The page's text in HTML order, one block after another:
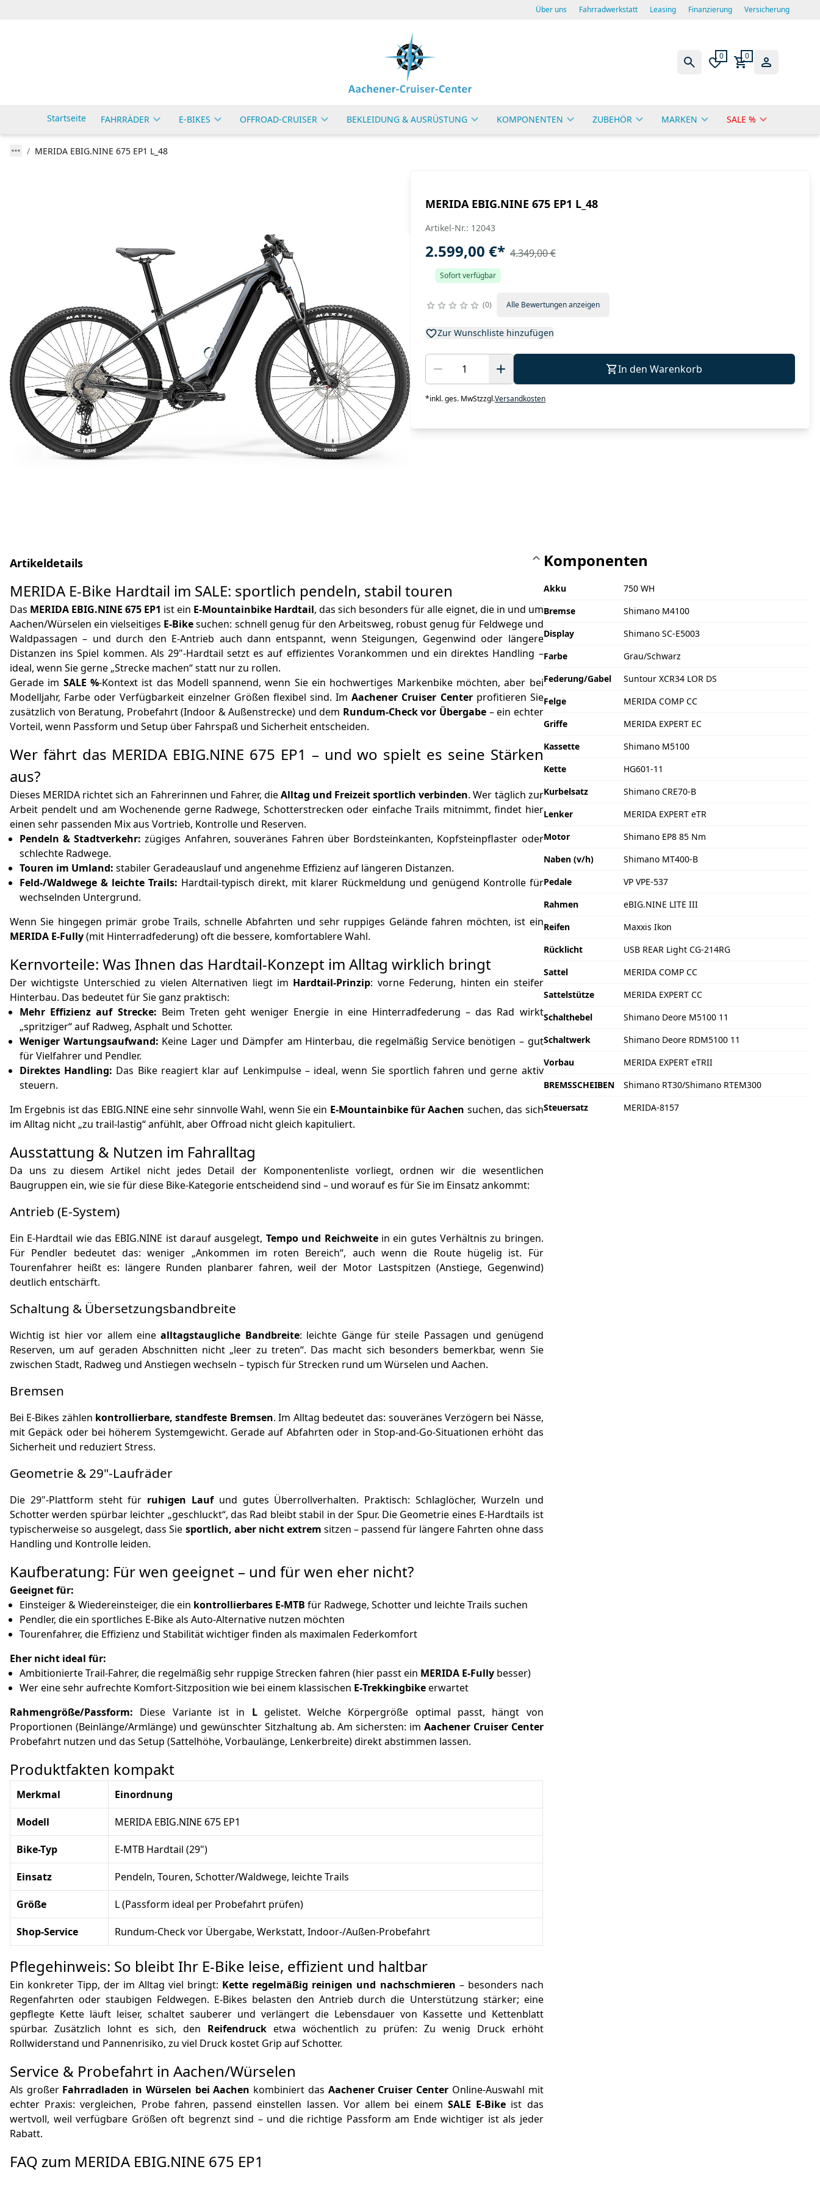
Über uns Fahrradwerkstatt Leasing Finanzierung Versicherung
0 0
Startseite FAHRRÄDER E-BIKES OFFROAD-CRUISER BEKLEIDUNG & AUSRÜSTUNG KOMPONENTEN ZUBEHÖR MARKEN SALE %
MERIDA EBIG.NINE 675 EP1 L_48
MERIDA EBIG.NINE 675 EP1 L_48
Artikel-Nr.: 12043
2.599,00 €* 4.349,00 €
Sofort verfügbar
0 Alle Bewertungen anzeigen
Zur Wunschliste hinzufügen
In den Warenkorb
*inkl. ges. MwStzzgl.Versandkosten
Artikeldetails
MERIDA E-Bike Hardtail im SALE: sportlich pendeln, stabil touren
Das MERIDA EBIG.NINE 675 EP1 ist ein E-Mountainbike Hardtail, das sich besonders für alle eignet, die in und um
Aachen/Würselen ein vielseitiges E-Bikesuchen: schnell genug für den Arbeitsweg, robust genug für Feldwege und
Waldpassagen – und durch den E‑Antrieb auch dann entspannt, wenn Steigungen, Gegenwind oder längere
Distanzen ins Spiel kommen. Als 29"-Hardtail setzt es auf effizientes Vorankommen und ein direktes Handling –
ideal, wenn Sie gerne „Strecke machen“ statt nur zu rollen.
Gerade im SALE %-Kontext ist das Modell spannend, wenn Sie ein hochwertiges Markenbike möchten, aber bei
Modelljahr, Farbe oder Verfügbarkeit einzelner Größen flexibel sind. ImAachener Cruiser Centerprofitieren Sie
zusätzlich von Beratung, Probefahrt (Indoor & Außenstrecke) und dem Rundum-Check vor Übergabe – ein echter
Vorteil, wenn Passform und Setup über Fahrspaß und Sicherheit entscheiden.
Wer fährt das MERIDA EBIG.NINE 675 EP1 – und wo spielt es seine Stärken
aus?
Dieses MERIDA richtet sich an Fahrerinnen und Fahrer, dieAlltag und Freizeit sportlich verbinden. Wer täglich zur
Arbeit pendelt und am Wochenende gerne Radwege, Schotterstrecken oder einfache Trails mitnimmt, findet hier
einen sehr passenden Mix aus Vortrieb, Kontrolle und Reserven.
Pendeln & Stadtverkehr: zügiges Anfahren, souveränes Fahren über Bordsteinkanten, Kopfsteinpflaster oder
schlechte Radwege.
Touren im Umland: stabiler Geradeauslauf und angenehme Effizienz auf längeren Distanzen.
Feld-/Waldwege & leichte Trails: Hardtail-typisch direkt, mit klarer Rückmeldung und genügend Kontrolle für
wechselnden Untergrund.
Wenn Sie hingegen primär grobe Trails, schnelle Abfahrten und sehr ruppiges Gelände fahren möchten, ist ein
MERIDA E-Fully(mit Hinterradfederung) oft die bessere, komfortablere Wahl.
Kernvorteile: Was Ihnen das Hardtail-Konzept im Alltag wirklich bringt
Der wichtigste Unterschied zu vielen Alternativen liegt im Hardtail-Prinzip: vorne Federung, hinten ein steifer
Hinterbau. Das bedeutet für Sie ganz praktisch:
Mehr Effizienz auf Strecke: Beim Treten geht weniger Energie in eine Hinterradfederung – das Rad wirkt
„spritziger“ auf Radweg, Asphalt und Schotter.
Weniger Wartungsaufwand: Keine Lager und Dämpfer am Hinterbau, die regelmäßig Service benötigen – gut
für Vielfahrer und Pendler.
Direktes Handling: Das Bike reagiert klar auf Lenkimpulse – ideal, wenn Sie sportlich fahren und gerne aktiv
steuern.
Im Ergebnis ist das EBIG.NINE eine sehr sinnvolle Wahl, wenn Sie ein E-Mountainbike für Aachen suchen, das sich
im Alltag nicht „zu trail-lastig“ anfühlt, aber Offroad nicht gleich kapituliert.
Ausstattung & Nutzen im Fahralltag
Da uns zu diesem Artikel nicht jedes Detail der Komponentenliste vorliegt, ordnen wir die wesentlichen
Baugruppen ein, wie sie für diese Bike-Kategorie entscheidend sind – und worauf es für Sie im Einsatz ankommt:
Antrieb (E‑System)
Ein E‑Hardtail wie das EBIG.NINE ist darauf ausgelegt, Tempo und Reichweitein ein gutes Verhältnis zu bringen.
Für Pendler bedeutet das: weniger „Ankommen im roten Bereich“, auch wenn die Route hügelig ist. Für
Tourenfahrer heißt es: längere Runden planbarer fahren, weil der Motor Lastspitzen (Anstiege, Gegenwind)
deutlich entschärft.
Schaltung & Übersetzungsbandbreite
Wichtig ist hier vor allem einealltagstaugliche Bandbreite: leichte Gänge für steile Passagen und genügend
Reserven, um auf geraden Abschnitten nicht „leer zu treten“. Das macht sich besonders bemerkbar, wenn Sie
zwischen Stadt, Radweg und Anstiegen wechseln – typisch für Strecken rund um Würselen und Aachen.
Bremsen
Bei E‑Bikes zählen kontrollierbare, standfeste Bremsen. Im Alltag bedeutet das: souveränes Verzögern bei Nässe,
mit Gepäck oder bei höherem Systemgewicht. Gerade auf Abfahrten oder in Stop‑and‑Go‑Situationen erhöht das
Sicherheit und reduziert Stress.
Geometrie & 29"-Laufräder
Die 29"-Plattform steht für ruhigen Laufund gutes Überrollverhalten. Praktisch: Schlaglöcher, Wurzeln und
Schotter werden spürbar leichter „geschluckt“, das Rad bleibt stabil in der Spur. Die Geometrie eines E‑Hardtails ist
typischerweise so ausgelegt, dass Sie sportlich, aber nicht extrem sitzen – passend für längere Fahrten ohne dass
Handling und Kontrolle leiden.
Kaufberatung: Für wen geeignet – und für wen eher nicht?
Geeignet für:
Einsteiger & Wiedereinsteiger, die ein kontrollierbares E‑MTB für Radwege, Schotter und leichte Trails suchen
Pendler, die ein sportliches E‑Bike als Auto-Alternative nutzen möchten
Tourenfahrer, die Effizienz und Stabilität wichtiger finden als maximalen Federkomfort
Eher nicht ideal für:
Ambitionierte Trail-Fahrer, die regelmäßig sehr ruppige Strecken fahren (hier passt ein MERIDA E‑Fully besser)
Wer eine sehr aufrechte Komfort-Sitzposition wie bei einem klassischen E‑Trekkingbikeerwartet
Rahmengröße/Passform: Diese Variante ist in Lgelistet. Welche Körpergröße optimal passt, hängt von
Proportionen (Beinlänge/Armlänge) und gewünschter Sitzhaltung ab. Am sichersten: im Aachener Cruiser Center
Probefahrt nutzen und das Setup (Sattelhöhe, Vorbaulänge, Lenkerbreite) direkt abstimmen lassen.
Produktfakten kompakt
Merkmal Einordnung
Modell MERIDA EBIG.NINE 675 EP1
Bike-Typ E-MTB Hardtail (29")
Einsatz Pendeln, Touren, Schotter/Waldwege, leichte Trails
Größe L (Passform ideal per Probefahrt prüfen)
Shop-Service Rundum-Check vor Übergabe, Werkstatt, Indoor-/Außen-Probefahrt
Pflegehinweis: So bleibt Ihr E‑Bike leise, effizient und haltbar
Ein konkreter Tipp, der im Alltag viel bringt: Kette regelmäßig reinigen und nachschmieren – besonders nach
Regenfahrten oder staubigen Feldwegen. E‑Bikes belasten den Antrieb durch die Unterstützung stärker; eine
gepflegte Kette läuft leiser, schaltet sauberer und verlängert die Lebensdauer von Kassette und Kettenblatt
spürbar. Zusätzlich lohnt es sich, den Reifendrucketwa wöchentlich zu prüfen: Zu wenig Druck erhöht
Rollwiderstand und Pannenrisiko, zu viel Druck kostet Grip auf Schotter.
Service & Probefahrt in Aachen/Würselen
Als großer Fahrradladen in Würselen bei Aachen kombiniert das Aachener Cruiser Center Online-Auswahl mit
echter Praxis: vergleichen, Probe fahren, passend einstellen lassen. Vor allem bei einem SALE E‑Bike ist das
wertvoll, weil verfügbare Größen oft begrenzt sind – und die richtige Passform am Ende wichtiger ist als jeder
Rabatt.
FAQ zum MERIDA EBIG.NINE 675 EP1
Komponenten
Akku
750 WH
Bremse
Shimano M4100
Display
Shimano SC-E5003
Farbe
Grau/Schwarz
Federung/Gabel
Suntour XCR34 LOR DS
Felge
MERIDA COMP CC
Griffe
MERIDA EXPERT EC
Kassette
Shimano M5100
Kette
HG601-11
Kurbelsatz
Shimano CRE70-B
Lenker
MERIDA EXPERT eTR
Motor
Shimano EP8 85 Nm
Naben (v/h)
Shimano MT400-B
Pedale
VP VPE-537
Rahmen
eBIG.NINE LITE III
Reifen
Maxxis Ikon
Rücklicht
USB REAR Light CG-214RG
Sattel
MERIDA COMP CC
Sattelstütze
MERIDA EXPERT CC
Schalthebel
Shimano Deore M5100 11
Schaltwerk
Shimano Deore RDM5100 11
Vorbau
MERIDA EXPERT eTRII
BREMSSCHEIBEN
Shimano RT30/Shimano RTEM300
Steuersatz
MERIDA-8157